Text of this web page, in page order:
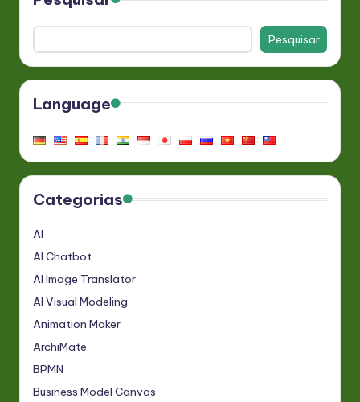
Pesquisar
Language
Categorias
AI
AI Chatbot
AI Image Translator
AI Visual Modeling
Animation Maker
ArchiMate
BPMN
Business Model Canvas